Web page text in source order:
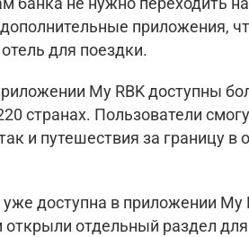
приложения,
для поездки.
My RBK доступны
странах. Пользователи
и путешествия за границу
доступна в приложении My
открыли отдельный раздел